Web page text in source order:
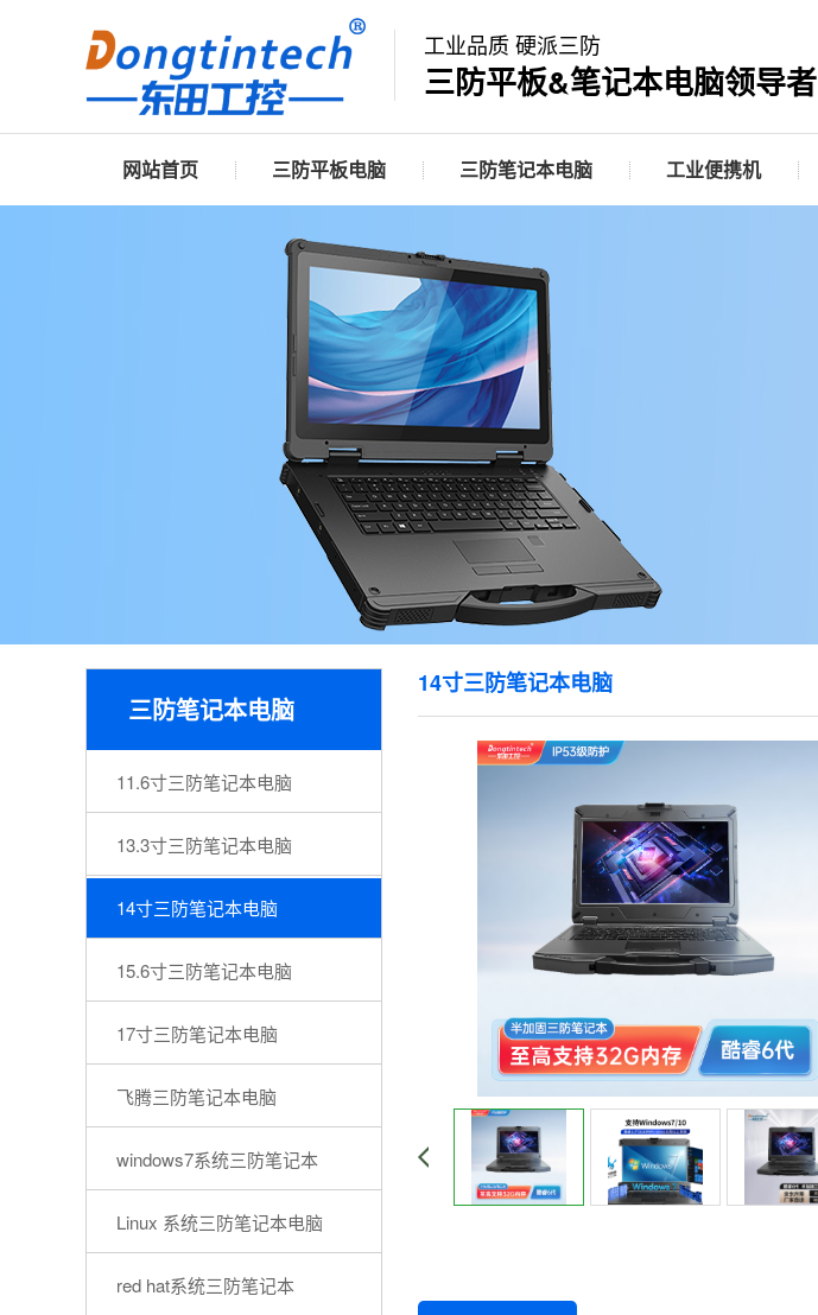
工业品质 硬派三防
三防平板&笔记本电脑领导者
网站首页 三防平板电脑 三防笔记本电脑 工业便携机
三防笔记本电脑
11.6寸三防笔记本电脑
13.3寸三防笔记本电脑
14寸三防笔记本电脑
15.6寸三防笔记本电脑
17寸三防笔记本电脑
飞腾三防笔记本电脑
windows7系统三防笔记本
Linux 系统三防笔记本电脑
red hat系统三防笔记本
14寸三防笔记本电脑